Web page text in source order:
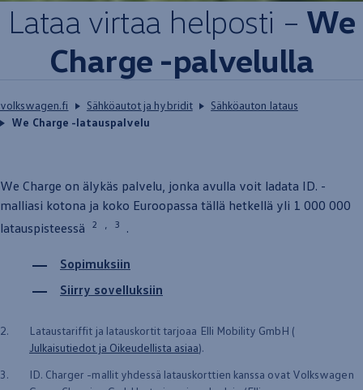
Lataa virtaa helposti – We
Charge -palvelulla
volkswagen.fi Sähköautot ja hybridit
Sähköauton lataus
We Charge -latauspalvelu
We Charge on älykäs palvelu, jonka avulla voit ladata ID. -
malliasi kotona ja koko Euroopassa tällä hetkellä yli 1 000 000
latauspisteessä
2 , 3 .
Sopimuksiin
Siirry sovelluksiin
2. Lataustariffit ja latauskortittarjoaa Elli Mobility GmbH (
Julkaisutiedot ja Oikeudellista asiaa).
3.
ID. Charger -mallit yhdessä latauskorttien kanssa ovat Volkswagen